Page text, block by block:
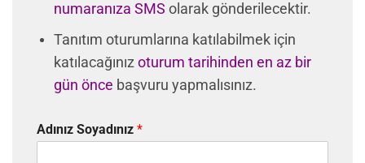
numaranıza SMS olarak gönderilecektir.
Tanıtım oturumlarına katılabilmek için
katılacağınız oturum tarihinden en az bir
gün önce başvuru yapmalısınız.
Adınız Soyadınız *